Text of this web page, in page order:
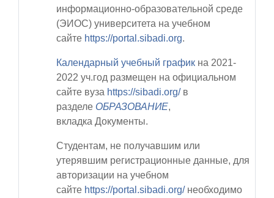
информационно-образовательной среде
(ЭИОС) университета на учебном
сайте https://portal.sibadi.org.
Календарный учебный график на 2021-
2022 уч.год размещен на официальном
сайте вуза https://sibadi.org/в
разделе ОБРАЗОВАНИЕ,
вкладка Документы.
Студентам, не получавшим или
утерявшим регистрационные данные, для
авторизации на учебном
сайте https://portal.sibadi.org/необходимо